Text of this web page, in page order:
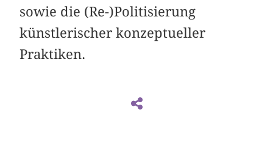
sowie die (Re-)Politisierung
künstlerischer konzeptueller
Praktiken.